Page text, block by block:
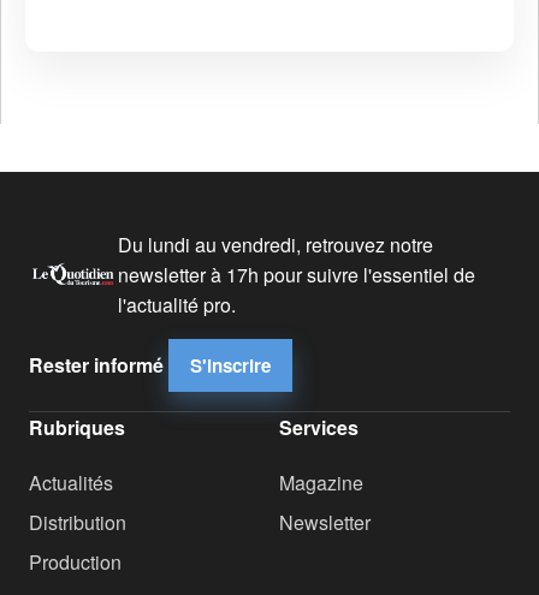
Du lundi au vendredi, retrouvez notre
newsletter à 17h pour suivre l'essentiel de
l'actualité pro.
Rester informé S'inscrire
Rubriques
Actualités
Distribution
Production
Services
Magazine
Newsletter